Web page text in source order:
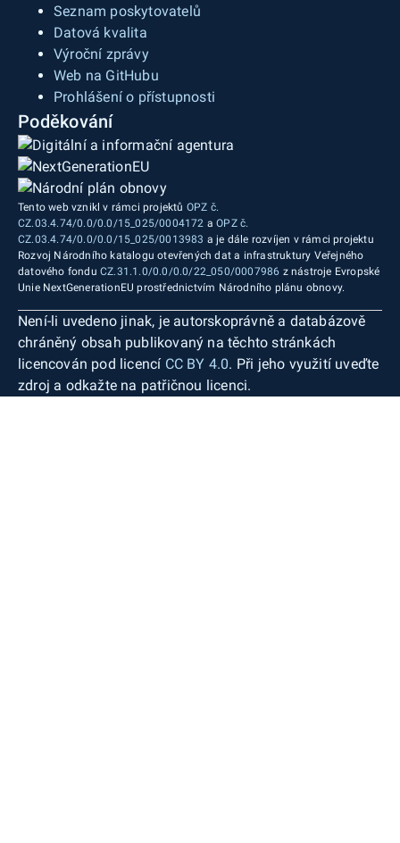
Seznam poskytovatelů
Datová kvalita
Výroční zprávy
Web na GitHubu
Prohlášení o přístupnosti
Poděkování
Tento web vznikl v rámci projektů OPZ č.
CZ.03.4.74/0.0/0.0/15_025/0004172 aOPZ č.
CZ.03.4.74/0.0/0.0/15_025/0013983 a je dále rozvíjen v rámci projektu
Rozvoj Národního katalogu otevřených dat a infrastruktury Veřejného
datového fondu CZ.31.1.0/0.0/0.0/22_050/0007986 z nástroje Evropské
Unie NextGenerationEU prostřednictvím Národního plánu obnovy.
Není-li uvedeno jinak, je autorskoprávně a databázově
chráněný obsah publikovaný na těchto stránkách
licencován pod licencí CC BY 4.0. Při jeho využití uveďte
zdroj a odkažte na patřičnou licenci.